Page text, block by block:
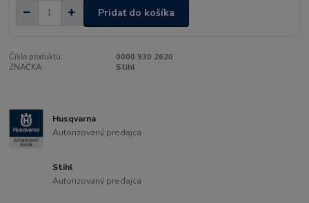
Pridať do košíka
Číslo produktu:
0000 930 2620
ZNAČKA:
Stihl
Husqvarna
Autorizovaný predajca
Stihl
Autorizovaný predajca